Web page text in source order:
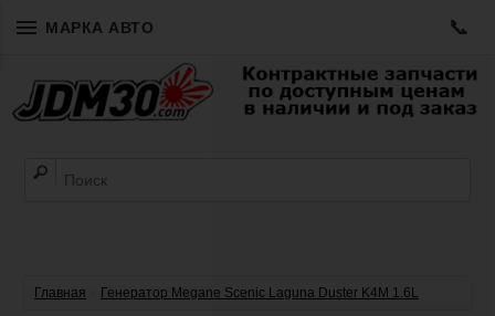
МАРКА АВТО 📞
Главная Генератор Megane Scenic Laguna Duster K4M 1.6L